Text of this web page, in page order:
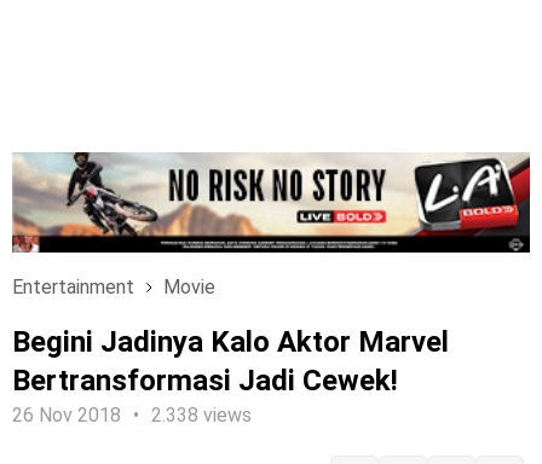
Entertainment Movie
Begini Jadinya Kalo Aktor Marvel
Bertransformasi Jadi Cewek!
26 Nov 2018 2.338 views